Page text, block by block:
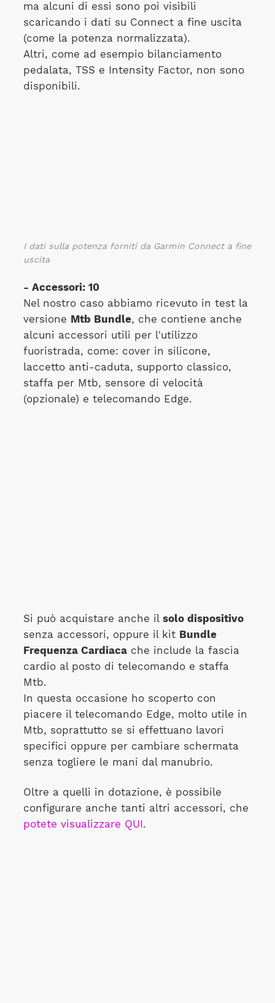
ma alcuni di essi sono poi visibili
scaricando i dati su Connect a fine uscita
(come la potenza normalizzata).
Altri, come ad esempio bilanciamento
pedalata, TSS e Intensity Factor, non sono
disponibili.
I dati sulla potenza forniti da Garmin Connect a fine
uscita
- Accessori: 10
Nel nostro caso abbiamo ricevuto in test la
versione Mtb Bundle, che contiene anche
alcuni accessori utili per l'utilizzo
fuoristrada, come: cover in silicone,
laccetto anti-caduta, supporto classico,
staffa per Mtb, sensore di velocità
(opzionale) e telecomando Edge.
Si può acquistare anche il solo dispositivo
senza accessori, oppure il kit Bundle
Frequenza Cardiacache include la fascia
cardio al posto di telecomando e staffa
Mtb.
In questa occasione ho scoperto con
piacere il telecomando Edge, molto utile in
Mtb, soprattutto se si effettuano lavori
specifici oppure per cambiare schermata
senza togliere le mani dal manubrio.
Oltre a quelli in dotazione, è possibile
configurare anche tanti altri accessori, che
potete visualizzare QUI.